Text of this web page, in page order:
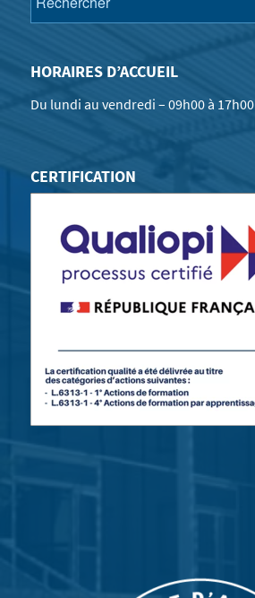
HORAIRES D’ACCUEIL
Du lundi au vendredi – 09h00 à 17h00
CERTIFICATION